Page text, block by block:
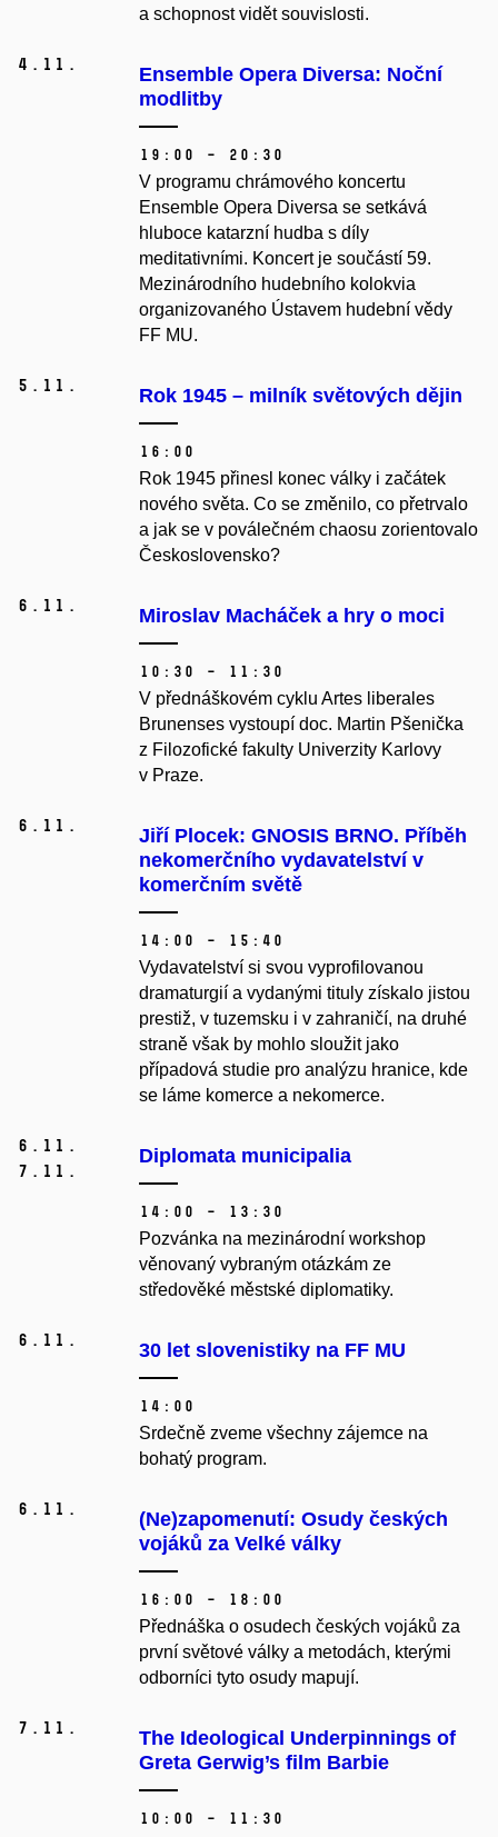
a schopnost vidět souvislosti.
4. 11.
Ensemble Opera Diversa: Noční
modlitby
19:00 – 20:30
V programu chrámového koncertu
Ensemble Opera Diversa se setkává
hluboce katarzní hudba s díly
meditativními. Koncert je součástí 59.
Mezinárodního hudebního kolokvia
organizovaného Ústavem hudební vědy
FF MU.
5. 11. Rok 1945 – milník světových dějin
16:00
Rok 1945 přinesl konec války i začátek
nového světa. Co se změnilo, co přetrvalo
a jak se v poválečném chaosu zorientovalo
Československo?
6. 11. Miroslav Macháček a hry o moci
10:30 – 11:30
V přednáškovém cyklu Artes liberales
Brunenses vystoupí doc. Martin Pšenička
z Filozofické fakulty Univerzity Karlovy
v Praze.
6. 11.
Jiří Plocek: GNOSIS BRNO. Příběh
nekomerčního vydavatelství v
komerčním světě
14:00 – 15:40
Vydavatelství si svou vyprofilovanou
dramaturgií a vydanými tituly získalo jistou
prestiž, v tuzemsku i v zahraničí, na druhé
straně však by mohlo sloužit jako
případová studie pro analýzu hranice, kde
se láme komerce a nekomerce.
6. 11.
7. 11.
Diplomata municipalia
14:00 – 13:30
Pozvánka na mezinárodní workshop
věnovaný vybraným otázkám ze
středověké městské diplomatiky.
6. 11. 30 let slovenistiky na FF MU
14:00
Srdečně zveme všechny zájemce na
bohatý program.
6. 11.
(Ne)zapomenutí: Osudy českých
vojáků za Velké války
16:00 – 18:00
Přednáška o osudech českých vojáků za
první světové války a metodách, kterými
odborníci tyto osudy mapují.
7. 11.
The Ideological Underpinnings of
Greta Gerwig’s film Barbie
10:00 – 11:30